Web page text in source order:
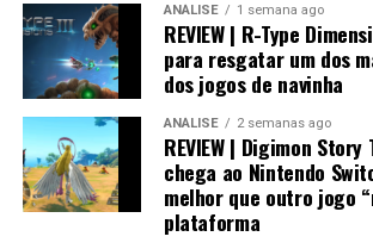
ANÁLISE 1 semana ago
REVIEW | R-Type
para resgatar um dos
dos jogos de navinha
ANÁLISE 2 semanas ago
REVIEW | Digimon
chega ao Nintendo
melhor que outro jogo
plataforma